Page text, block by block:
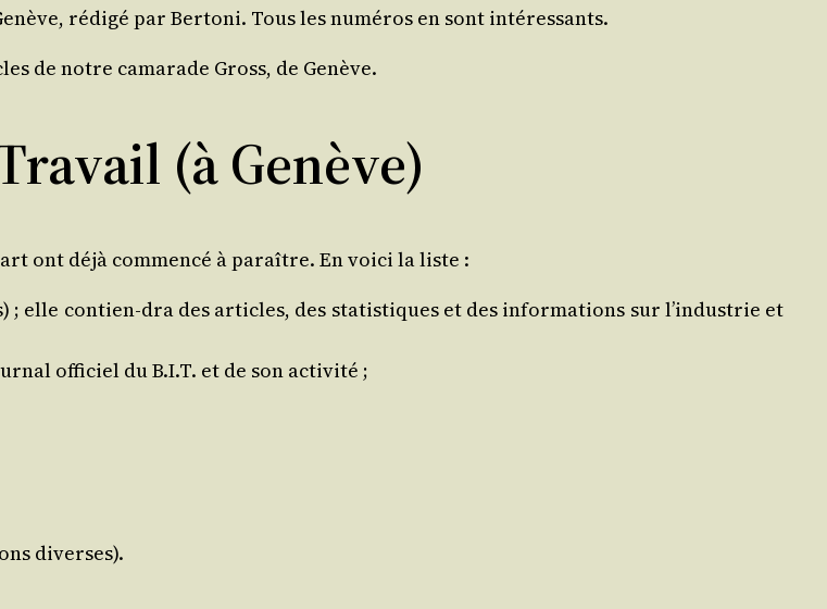
rédi­gé par Ber­to­ni. Tous les numé­ros en sont intéressants.
de notre cama­rade Gross, de Genève.
(à Genève)
ont déjà com­men­cé à paraître. En voi­ci la liste :
; elle contien-dra des articles, des sta­tis­tiques et des infor­ma­tions sur l’industrie et
offi­ciel du B.I.T. et de son activité ;
diverses).